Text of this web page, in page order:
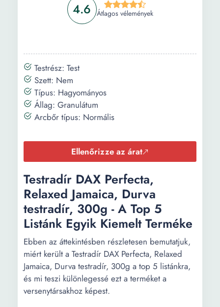
4.6 Átlagos vélemények
Testrész: Test
Szett: Nem
Típus: Hagyományos
Állag: Granulátum
Arcbőr típus: Normális
Ellenőrizze az árat
Testradír DAX Perfecta,
Relaxed Jamaica, Durva
testradír, 300g - A Top 5
Listánk Egyik Kiemelt Terméke
Ebben az áttekintésben részletesen bemutatjuk,
miért került a Testradír DAX Perfecta, Relaxed
Jamaica, Durva testradír, 300g a top 5 listánkra,
és mi teszi különlegessé ezt a terméket a
versenytársakhoz képest.